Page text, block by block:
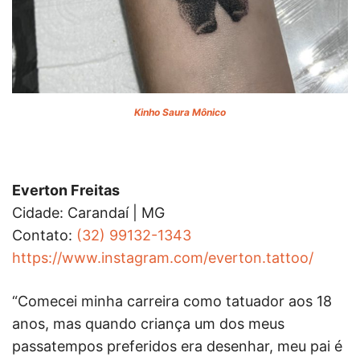
Kinho Saura Mônico
Everton Freitas
Cidade: Carandaí | MG
Contato: (32) 99132-1343
https://www.instagram.com/everton.tattoo/
“Comecei minha carreira como tatuador aos 18
anos, mas quando criança um dos meus
passatempos preferidos era desenhar, meu pai é